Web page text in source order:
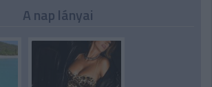
A nap lányai